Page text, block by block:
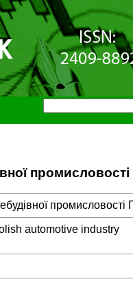
промисловості
automotive industry